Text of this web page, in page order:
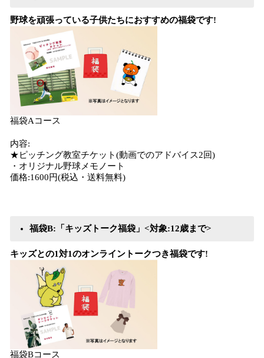
​野球を頑張っている子供たちにおすすめの福袋です!
福袋Aコース
内容:
★ピッチング教室チケット(動画でのアドバイス2回)
・オリジナル野球メモノート
価格:1600円(税込・送料無料)
福袋B:「キッズトーク福袋」<対象:12歳まで>
​キッズとの1対1のオンライントークつき福袋です!
福袋Bコース